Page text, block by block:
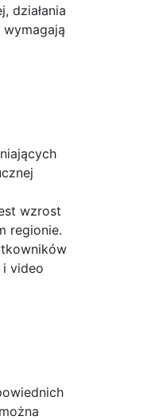
działania
wymagają
wzrost
regionie.
video